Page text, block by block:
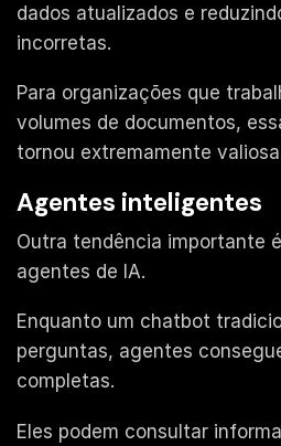
dados atualizados e
incorretas.
Para organizações que
volumes de documentos,
tornou extremamente
Agentes inteligentes
Outra tendência importante
agentes de IA.
Enquanto um chatbot
perguntas, agentes
completas.
Eles podem consultar